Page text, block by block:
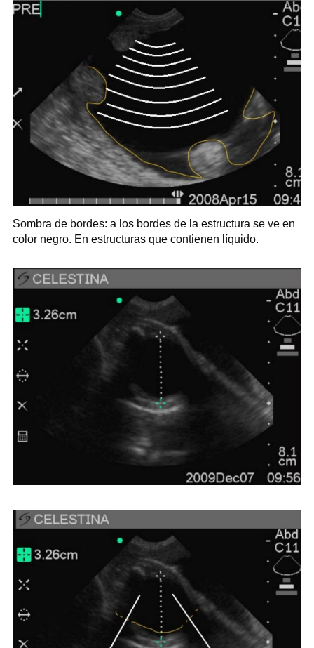
Sombra de bordes: a los bordes de la estructura se ve en
color negro. En estructuras que contienen líquido.